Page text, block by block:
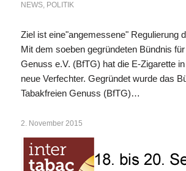
NEWS, POLITIK
Ziel ist eine"angemessene" Regulierung
Mit dem soeben gegründeten Bündnis
Genuss e.V. (BfTG) hat die E-Zigarette
neue Verfechter. Gegründet wurde das
Tabakfreien Genuss (BfTG)…
2. November 2015